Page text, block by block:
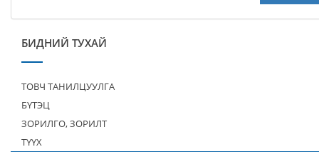
БИДНИЙ ТУХАЙ
ТОВЧ ТАНИЛЦУУЛГА
БҮТЭЦ
ЗОРИЛГО, ЗОРИЛТ
ТҮҮХ